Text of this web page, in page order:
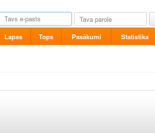
Lapas Tops Pasākumi Statistika